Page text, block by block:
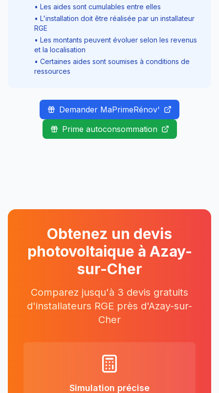
• Les aides sont cumulables entre elles
• L'installation doit être réalisée par un installateur
RGE
• Les montants peuvent évoluer selon les revenus
et la localisation
• Certaines aides sont soumises à conditions de
ressources
Demander MaPrimeRénov'
Prime autoconsommation
Obtenez un devis
photovoltaique à Azay-
sur-Cher
Comparez jusqu'à 3 devis gratuits
d'installateurs RGE près d'Azay-sur-
Cher
Simulation précise